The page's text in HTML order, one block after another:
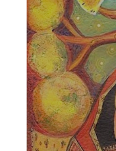
ANKUNFT
Damit sind wir
es lässt sich im
Chaos, die
Antworten auf
Erfahren,